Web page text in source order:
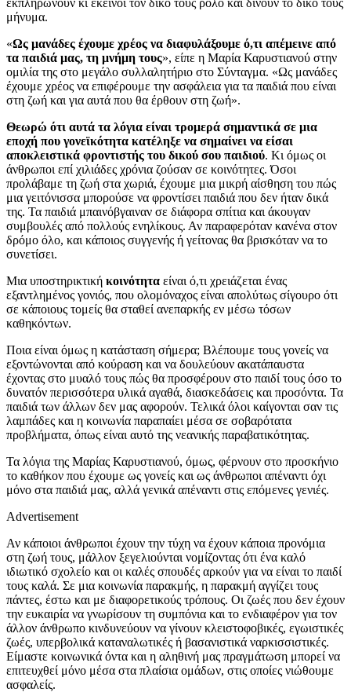
μήνυμα.
«Ως μανάδες έχουμε χρέος να διαφυλάξουμε ό,τι απέμεινε από
τα παιδιά μας, τη μνήμη τους», είπε η Μαρία Καρυστιανού στην
ομιλία της στο μεγάλο συλλαλητήριο στο Σύνταγμα. «Ως μανάδες
έχουμε χρέος να επιφέρουμε την ασφάλεια για τα παιδιά που είναι
στη ζωή και για αυτά που θα έρθουν στη ζωή».
Θεωρώ ότι αυτά τα λόγια είναι τρομερά σημαντικά σε μια
εποχή που γονεϊκότητα κατέληξε να σημαίνει να είσαι
αποκλειστικά φροντιστής του δικού σου παιδιού. Κι όμως οι
άνθρωποι επί χιλιάδες χρόνια ζούσαν σε κοινότητες. Όσοι
προλάβαμε τη ζωή στα χωριά, έχουμε μια μικρή αίσθηση του πώς
μια γειτόνισσα μπορούσε να φροντίσει παιδιά που δεν ήταν δικά
της. Τα παιδιά μπαινόβγαιναν σε διάφορα σπίτια και άκουγαν
συμβουλές από πολλούς ενηλίκους. Αν παραφερόταν κανένα στον
δρόμο όλο, και κάποιος συγγενής ή γείτονας θα βρισκόταν να το
συνετίσει.
Μια υποστηρικτική κοινότητα είναι ό,τι χρειάζεται ένας
εξαντλημένος γονιός, που ολομόναχος είναι απολύτως σίγουρο ότι
σε κάποιους τομείς θα σταθεί ανεπαρκής εν μέσω τόσων
καθηκόντων.
Ποια είναι όμως η κατάσταση σήμερα; Βλέπουμε τους γονείς να
εξοντώνονται από κούραση και να δουλεύουν ακατάπαυστα
έχοντας στο μυαλό τους πώς θα προσφέρουν στο παιδί τους όσο το
δυνατόν περισσότερα υλικά αγαθά, διασκεδάσεις και προσόντα. Τα
παιδιά των άλλων δεν μας αφορούν. Τελικά όλοι καίγονται σαν τις
λαμπάδες και η κοινωνία παραπαίει μέσα σε σοβαρότατα
προβλήματα, όπως είναι αυτό της νεανικής παραβατικότητας.
Τα λόγια της Μαρίας Καρυστιανού, όμως, φέρνουν στο προσκήνιο
το καθήκον που έχουμε ως γονείς και ως άνθρωποι απέναντι όχι
μόνο στα παιδιά μας, αλλά γενικά απέναντι στις επόμενες γενιές.
Advertisement
Αν κάποιοι άνθρωποι έχουν την τύχη να έχουν κάποια προνόμια
στη ζωή τους, μάλλον ξεγελιούνται νομίζοντας ότι ένα καλό
ιδιωτικό σχολείο και οι καλές σπουδές αρκούν για να είναι το παιδί
τους καλά. Σε μια κοινωνία παρακμής, η παρακμή αγγίζει τους
πάντες, έστω και με διαφορετικούς τρόπους. Οι ζωές που δεν έχουν
την ευκαιρία να γνωρίσουν τη συμπόνια και το ενδιαφέρον για τον
άλλον άνθρωπο κινδυνεύουν να γίνουν κλειστοφοβικές, εγωιστικές
ζωές, υπερβολικά καταναλωτικές ή βασανιστικά ναρκισσιστικές.
Είμαστε κοινωνικά όντα και η αληθινή μας πραγμάτωση μπορεί να
επιτευχθεί μόνο μέσα στα πλαίσια ομάδων, στις οποίες νιώθουμε
ασφαλείς.